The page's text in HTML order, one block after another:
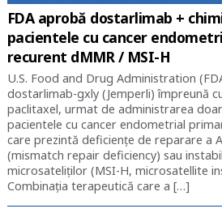
FDA aprobă dostarlimab +
pacientele cu cancer
recurent dMMR / MSI-H
U.S. Food and Drug Administration
dostarlimab-gxly (Jemperli) împreună
paclitaxel, urmat de administrarea
pacientele cu cancer endometrial
care prezintă deficiențe de reparare a
(mismatch repair deficiency) sau
microsateliților (MSI-H, microsatellite
Combinația terapeutică care a […]